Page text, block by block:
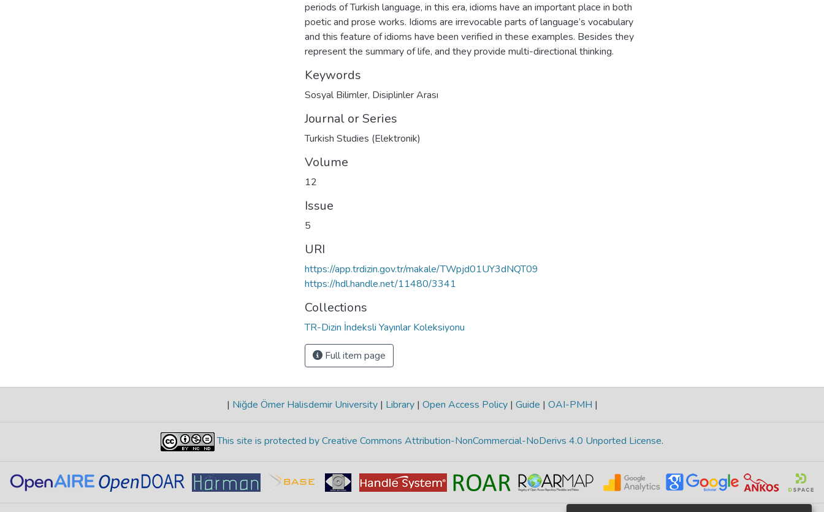
periods of Turkish language, in this era, idioms have an important place in both
poetic and prose works. Idioms are irrevocable parts of language’s vocabulary
and this feature of idioms have been verified in these examples. Besides they
represent the summary of life, and they provide multi-directional thinking.
Keywords
Sosyal Bilimler, Disiplinler Arası
Journal or Series
Turkish Studies (Elektronik)
Volume
12
Issue
5
URI
https://app.trdizin.gov.tr/makale/TWpjd01UY3dNQT09
https://hdl.handle.net/11480/3341
Collections
TR-Dizin İndeksli Yayınlar Koleksiyonu
Full item page
| Niğde Ömer Halisdemir University | Library | Open Access Policy | Guide | OAI-PMH |
This site is protected by Creative Commons Attribution-NonCommercial-NoDerivs 4.0 Unported License.